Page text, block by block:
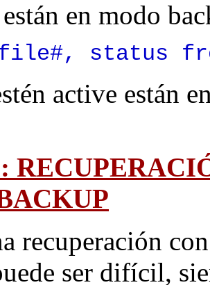
en modo
status
active están
recuperación
ser difícil,